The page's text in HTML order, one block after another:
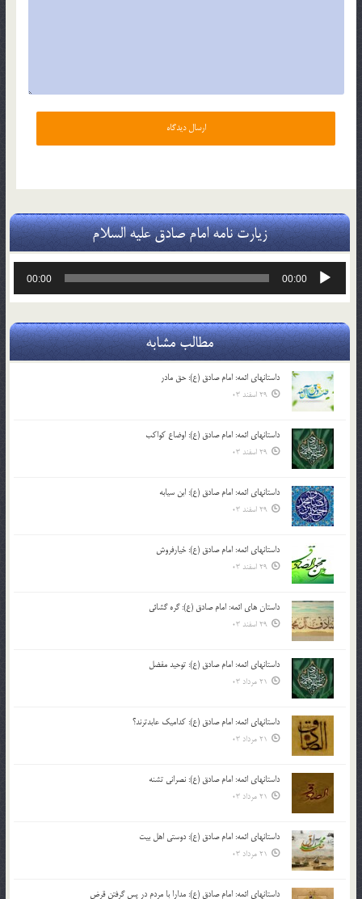
زیارت نامه امام صادق علیه السلام
پخش‌کننده
00:00
00:00
مطالب مشابه
داستانهای ائمه: امام صادق (ع): حق مادر
29 اسفند 03
داستانهای ائمه: امام صادق (ع): اوضاع کواکب
29 اسفند 03
داستانهای ائمه: امام صادق (ع): ابن سیابه
29 اسفند 03
داستانهای ائمه: امام صادق (ع): خیارفروش
29 اسفند 03
داستان های ائمه: امام صادق (ع): گره گشائی
29 اسفند 03
داستانهای ائمه: امام صادق (ع): توحید مفضل
21 مرداد 03
داستانهای ائمه: امام صادق (ع): کدامیک عابدترند؟
21 مرداد 03
داستانهای ائمه: امام صادق (ع): نصرانی تشنه
21 مرداد 03
داستانهای ائمه: امام صادق (ع): دوستی اهل بیت
21 مرداد 03
داستانهای ائمه: امام صادق (ع): مدارا با مردم در پس گرفتن قرض